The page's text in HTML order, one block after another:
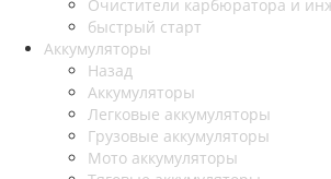
Очистители карбюратора и
быстрый старт
Аккумуляторы
Назад
Аккумуляторы
Легковые аккумуляторы
Грузовые аккумуляторы
Мото аккумуляторы